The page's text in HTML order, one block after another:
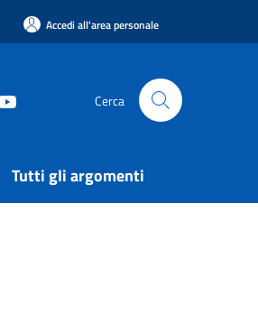
Accedi all'area personale
Cerca
Tutti gli argomenti